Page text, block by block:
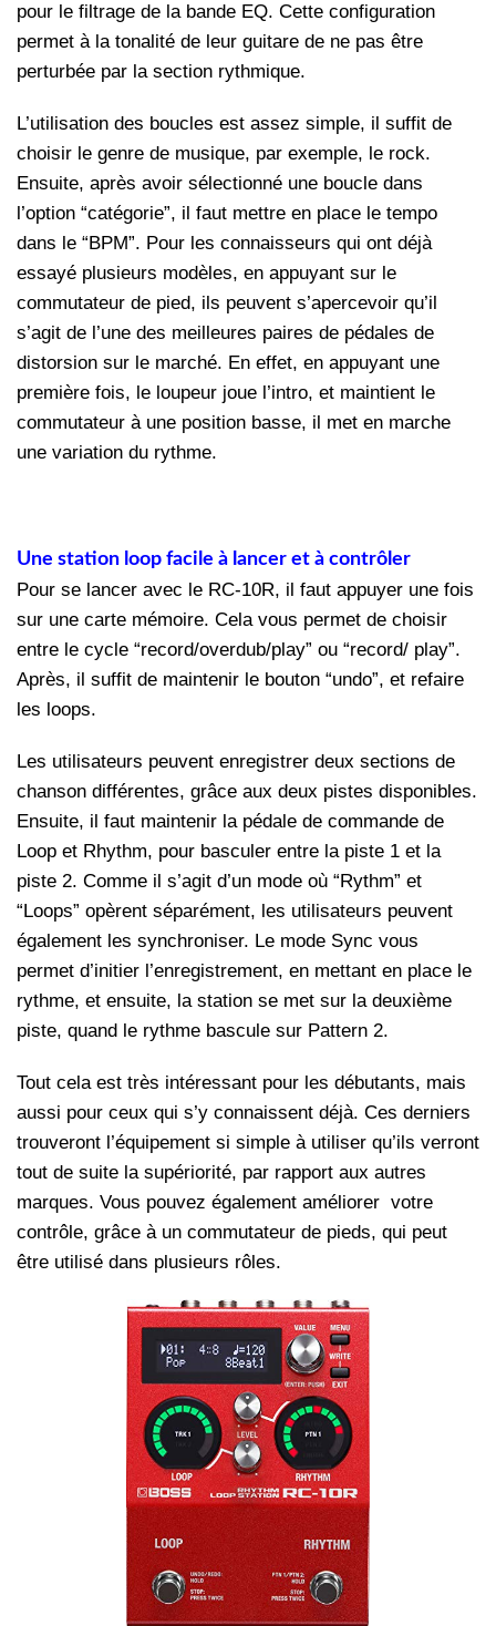
pour le filtrage de la bande EQ. Cette configuration
permet à la tonalité de leur guitare de ne pas être
perturbée par la section rythmique.
L’utilisation des boucles est assez simple, il suffit de
choisir le genre de musique, par exemple, le rock.
Ensuite, après avoir sélectionné une boucle dans
l’option “catégorie”, il faut mettre en place le tempo
dans le “BPM”. Pour les connaisseurs qui ont déjà
essayé plusieurs modèles, en appuyant sur le
commutateur de pied, ils peuvent s’apercevoir qu’il
s’agit de l’une des meilleures paires de pédales de
distorsion sur le marché. En effet, en appuyant une
première fois, le loupeur joue l’intro, et maintient le
commutateur à une position basse, il met en marche
une variation du rythme.
Une station loop facile à lancer et à contrôler
Pour se lancer avec le RC-10R, il faut appuyer une fois
sur une carte mémoire. Cela vous permet de choisir
entre le cycle “record/overdub/play” ou “record/ play”.
Après, il suffit de maintenir le bouton “undo”, et refaire
les loops.
Les utilisateurs peuvent enregistrer deux sections de
chanson différentes, grâce aux deux pistes disponibles.
Ensuite, il faut maintenir la pédale de commande de
Loop et Rhythm, pour basculer entre la piste 1 et la
piste 2. Comme il s’agit d’un mode où “Rythm” et
“Loops” opèrent séparément, les utilisateurs peuvent
également les synchroniser. Le mode Sync vous
permet d’initier l’enregistrement, en mettant en place le
rythme, et ensuite, la station se met sur la deuxième
piste, quand le rythme bascule sur Pattern 2.
Tout cela est très intéressant pour les débutants, mais
aussi pour ceux qui s’y connaissent déjà. Ces derniers
trouveront l’équipement si simple à utiliser qu’ils verront
tout de suite la supériorité, par rapport aux autres
marques. Vous pouvez également améliorer votre
contrôle, grâce à un commutateur de pieds, qui peut
être utilisé dans plusieurs rôles.